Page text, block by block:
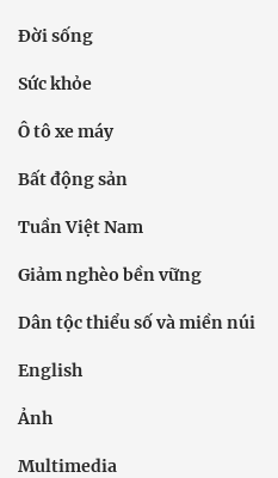
Đời sống
Sức khỏe
Ô tô xe máy
Bất động sản
Tuần Việt Nam
Giảm nghèo bền vững
Dân tộc thiểu số và miền núi
English
Ảnh
Multimedia